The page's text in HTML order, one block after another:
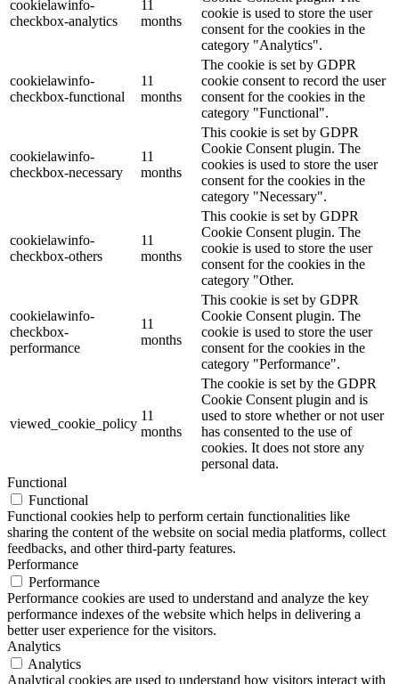
cookielawinfo-
checkbox-analytics
11
months
cookie is used to store the user
consent for the cookies in the
category "Analytics".
cookielawinfo-
checkbox-functional
11
months
The cookie is set by GDPR
cookie consent to record the user
consent for the cookies in the
category "Functional".
cookielawinfo-
checkbox-necessary
11
months
This cookie is set by GDPR
Cookie Consent plugin. The
cookies is used to store the user
consent for the cookies in the
category "Necessary".
cookielawinfo-
checkbox-others
11
months
This cookie is set by GDPR
Cookie Consent plugin. The
cookie is used to store the user
consent for the cookies in the
category "Other.
cookielawinfo-
checkbox-
performance
11
months
This cookie is set by GDPR
Cookie Consent plugin. The
cookie is used to store the user
consent for the cookies in the
category "Performance".
viewed_cookie_policy
11
months
The cookie is set by the GDPR
Cookie Consent plugin and is
used to store whether or not user
has consented to the use of
cookies. It does not store any
personal data.
Functional
Functional
Functional cookies help to perform certain functionalities like
sharing the content of the website on social media platforms, collect
feedbacks, and other third-party features.
Performance
Performance
Performance cookies are used to understand and analyze the key
performance indexes of the website which helps in delivering a
better user experience for the visitors.
Analytics
Analytics
Analytical cookies are used to understand how visitors interact with